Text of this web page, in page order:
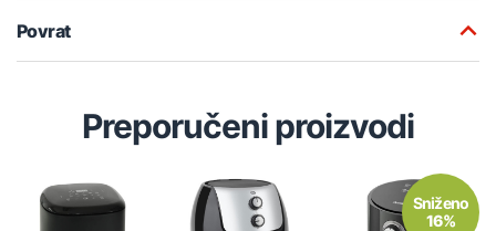
Povrat
Preporučeni proizvodi
Sniženo
16%